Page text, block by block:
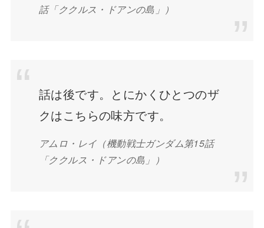
話「ククルス・ドアンの島」）
話は後です。とにかくひとつのザ
クはこちらの味方です。
アムロ・レイ（機動戦士ガンダム第15話
「ククルス・ドアンの島」）